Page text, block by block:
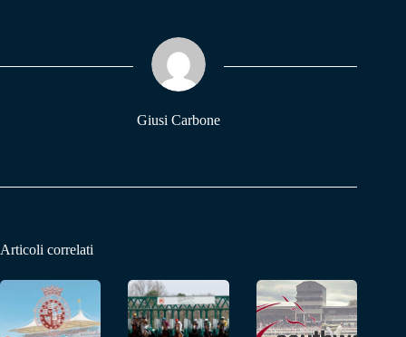
pp m
Giusi Carbone
Articoli correlati